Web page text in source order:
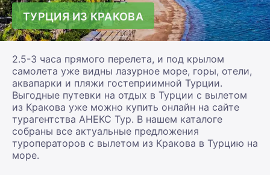
ТУРЦИЯ ИЗ КРАКОВА
2.5-3 часа прямого перелета, и под крылом
самолета уже видны лазурное море, горы, отели,
аквапарки и пляжи гостеприимной Турции.
Выгодные путевки на отдых в Турции с вылетом
из Кракова уже можно купить онлайн на сайте
турагентства АНЕКС Тур. В нашем каталоге
собраны все актуальные предложения
туроператоров с вылетом из Кракова в Турцию на
море.